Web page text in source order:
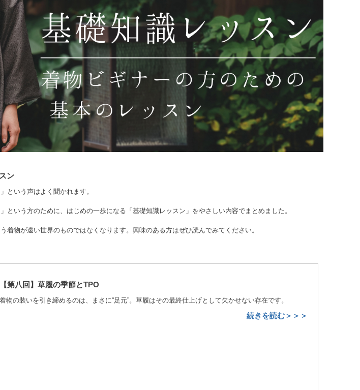
ン
という声はよく聞かれます。
という方のために、はじめの一歩になる「基礎知識レッスン」をやさしい内容でまとめました。
着物が遠い世界のものではなくなります。興味のある方はぜひ読んでみてください。
【第八回】草履の季節とTPO
着物の装いを引き締めるのは、まさに“足元”。草履はその最終仕上げとして欠かせない存在です。
続きを読む＞＞＞